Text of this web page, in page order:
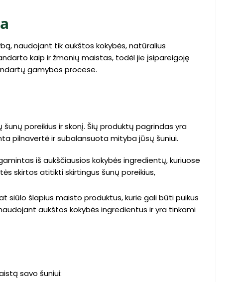
naudojant tik aukštos kokybės, natūralius
kaip ir žmonių maistas, todėl jie įsipareigoję
gamybos procese.
poreikius ir skonį. Šių produktų pagrindas yra
pilnavertė ir subalansuota mityba jūsų šuniui.
iš aukščiausios kokybės ingredientų, kuriuose
skirtos atitikti skirtingus šunų poreikius,
siūlo šlapius maisto produktus, kurie gali būti puikus
aukštos kokybės ingredientus ir yra tinkami
savo šuniui: